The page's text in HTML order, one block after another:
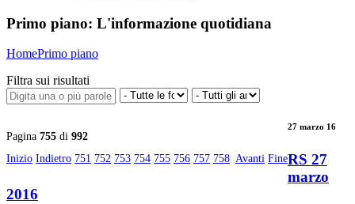
Primo piano: L'informazione quotidiana
HomePrimo piano
Filtra sui risultati
Pagina 755 di 992
Inizio Indietro 751 752 753 754 755 756 757 758 Avanti Fine
27 marzo 16
RS 27
marzo
2016